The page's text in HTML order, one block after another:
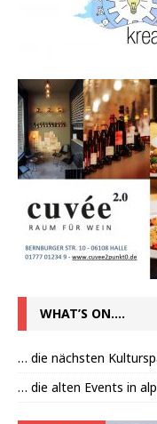
WHAT’S ON….
… die nächsten
… die alten Events in